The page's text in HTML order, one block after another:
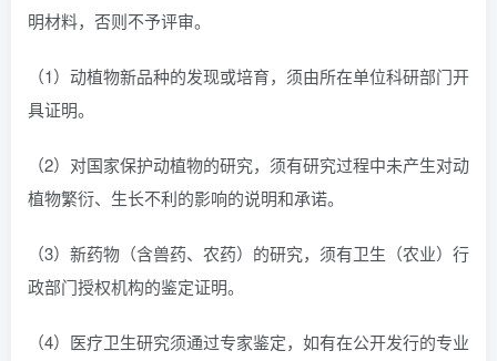
明材料，否则不予评审。
（1）动植物新品种的发现或培育，须由所在单位科研部门开
具证明。
（2）对国家保护动植物的研究，须有研究过程中未产生对动
植物繁衍、生长不利的影响的说明和承诺。
（3）新药物（含兽药、农药）的研究，须有卫生（农业）行
政部门授权机构的鉴定证明。
（4）医疗卫生研究须通过专家鉴定，如有在公开发行的专业